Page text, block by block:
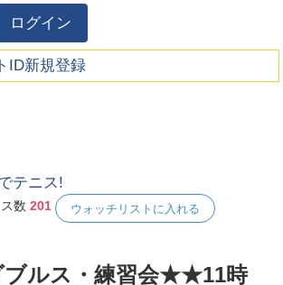
ログイン
ID新規登録
テニス!
ス数201 ウォッチリストに入れる
ルス・練習会★★11時